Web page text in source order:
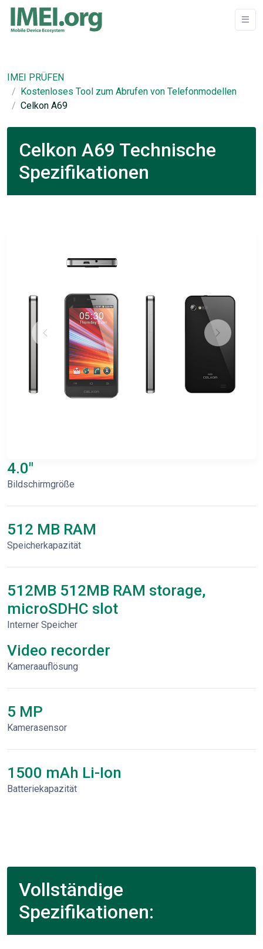
IMEI PRÜFEN
Kostenloses Tool zum Abrufen von Telefonmodellen
Celkon A69
Celkon A69 Technische
Spezifikationen
4.0"
Bildschirmgröße
512 MB RAM
Speicherkapazität
512MB 512MB RAM storage,
microSDHC slot
Interner Speicher
Video recorder
Kameraauflösung
5 MP
Kamerasensor
1500 mAh Li-Ion
Batteriekapazität
Vollständige
Spezifikationen: